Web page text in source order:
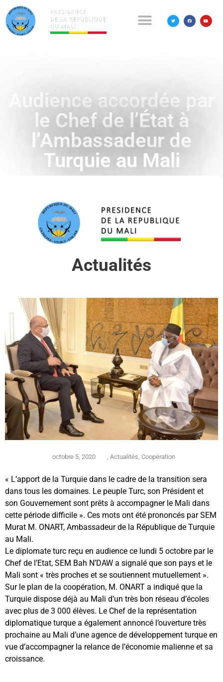
Audience accordée par
le Chef de l’État à
l’Ambassadeur de
Turquie au Mali
Actualités
octobre 5, 2020 Actualités Coopération
« L’apport de la Turquie dans le cadre de la transition sera
dans tous les domaines. Le peuple Turc, son Président et
son Gouvernement sont prêts à accompagner le Mali dans
cette période difficile ». Ces mots ont été prononcés par SEM
Murat M. ONART, Ambassadeur de la République de Turquie
au Mali.
Le diplomate turc reçu en audience ce lundi 5 octobre par le
Chef de l’Etat, SEM Bah N’DAW a signalé que son pays et le
Mali sont « très proches et se soutiennent mutuellement ».
Sur le plan de la coopération, M. ONART a indiqué que la
Turquie dispose déjà au Mali d’un très bon réseau d’écoles
avec plus de 3 000 élèves. Le Chef de la représentation
diplomatique turque a également annoncé l’ouverture très
prochaine au Mali d’une agence de développement turque en
vue d’accompagner la relance de l’économie malienne et sa
croissance.